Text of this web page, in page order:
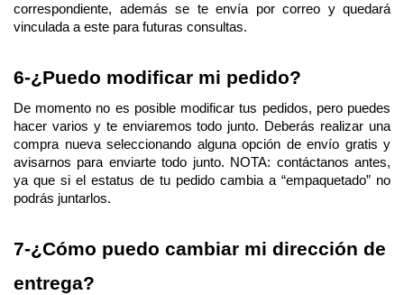
correspondiente, además se te envía por correo y quedará
vinculada a este para futuras consultas.
6-¿Puedo modificar mi pedido?
De momento no es posible modificar tus pedidos, pero puedes
hacer varios y te enviaremos todo junto. Deberás realizar una
compra nueva seleccionando alguna opción de envío gratis y
avisarnos para enviarte todo junto. NOTA: contáctanos antes,
ya que si el estatus de tu pedido cambia a “empaquetado” no
podrás juntarlos.
7-¿Cómo puedo cambiar mi dirección de
entrega?